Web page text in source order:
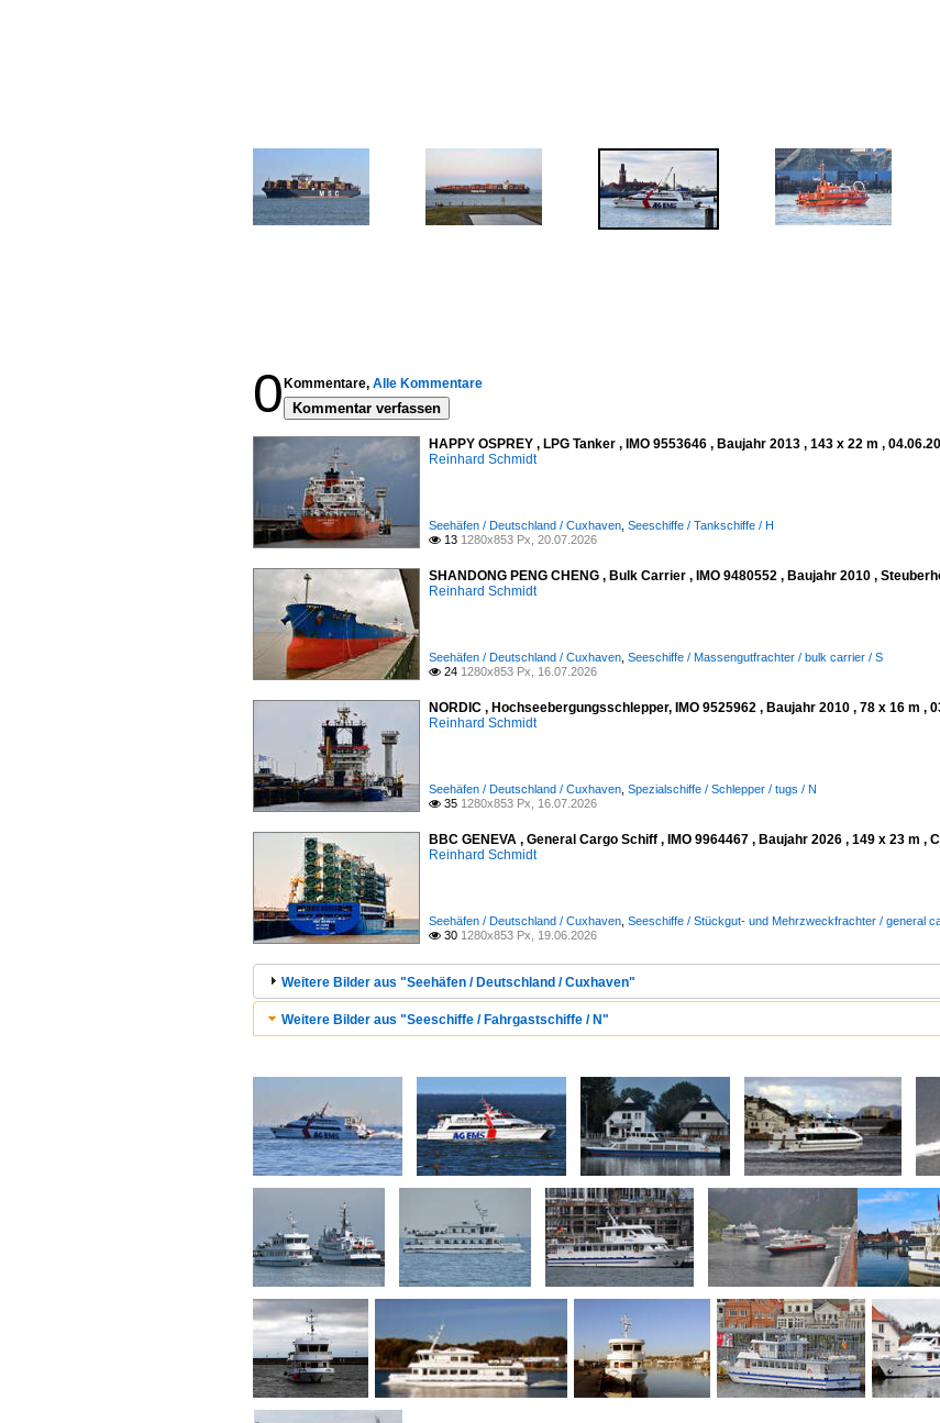
0 Kommentare, Alle Kommentare
Kommentar verfassen
HAPPY OSPREY , LPG Tanker , IMO 9553646 , Baujahr 2013 , 143 x 22 m ,
Reinhard Schmidt
Seehäfen / Deutschland / Cuxhaven Seeschiffe / Tankschiffe / H
 13 1280x853 Px, 20.07.2026
SHANDONG PENG CHENG , Bulk Carrier , IMO 9480552 , Baujahr 2010 ,
Reinhard Schmidt
Seehäfen / Deutschland / Cuxhaven Seeschiffe / Massengutfrachter / bulk carrier / S
 24 1280x853 Px, 16.07.2026
NORDIC , Hochseebergungsschlepper, IMO 9525962 , Baujahr 2010 , 78 x 16 m ,
Reinhard Schmidt
Seehäfen / Deutschland / Cuxhaven Spezialschiffe / Schlepper / tugs / N
 35 1280x853 Px, 16.07.2026
BBC GENEVA , General Cargo Schiff , IMO 9964467 , Baujahr 2026 , 149 x 23 m ,
Reinhard Schmidt
Seehäfen / Deutschland / Cuxhaven Seeschiffe / Stückgut- und Mehrzweckfrachter / general
 30 1280x853 Px, 19.06.2026
Weitere Bilder aus "Seehäfen / Deutschland / Cuxhaven"
Weitere Bilder aus "Seeschiffe / Fahrgastschiffe / N"